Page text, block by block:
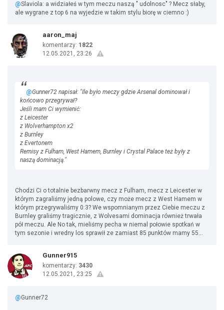
@Slaviola: a widziałeś w tym meczu naszą " udolnosc" ? Mecz słaby,
ale wygrane z top 6 na wyjedzie w takim stylu biorę w ciemno :)
aaron_maj
komentarzy: 1822
12.05.2021, 23:26
@Gunner72 napisał: "Ile było meczy gdzie Arsenal dominował i
końcowo przegrywał?
Jeśli mam Ci wymienić:
z Leicester
z Wolverhampton x2
z Burnley
z Evertonem
Remisy z Fulham, West Hamem, Burnley i Crystal Palace też były z
naszą dominacją."
Chodzi Ci o totalnie bezbarwny mecz z Fulham, mecz z Leicester w
którym zagraliśmy jedną polowe, czy może mecz z West Hamem w
którym przegrywaliśmy 0:3? We wspomnianym przez Ciebie meczu z
Burnley graliśmy tragicznie, z Wolvesami dominacja również trwała
pół meczu. Ale No tak, mieliśmy pecha w niemal połowie spotkań w
tym sezonie i wredny los sprawił ze zamiast 85 punktów mamy 55...
Gunner915
komentarzy: 3430
12.05.2021, 23:25
@Gunner72